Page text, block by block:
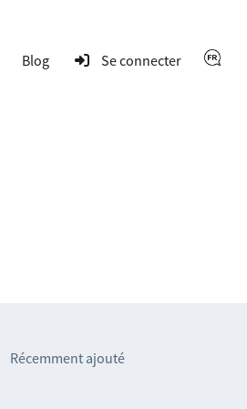
Blog Se connecter
Récemment ajouté